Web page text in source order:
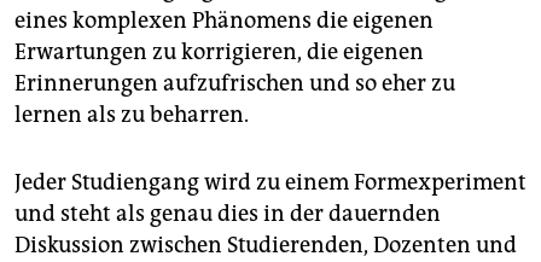
eines komplexen Phänomens die eigenen
Erwartungen zu korrigieren, die eigenen
Erinnerungen aufzufrischen und so eher zu
lernen als zu beharren.
Jeder Studiengang wird zu einem Formexperiment
und steht als genau dies in der dauernden
Diskussion zwischen Studierenden, Dozenten und